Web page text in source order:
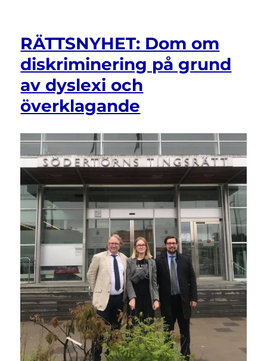
artikel
stärka
LSS?
RÄTTSNYHET: Dom om
diskriminering på grund
av dyslexi och
överklagande